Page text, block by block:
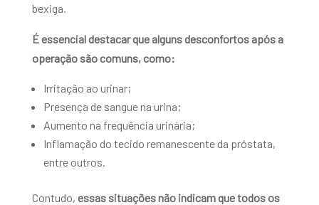
bexiga.
É essencial destacar que alguns desconfortos após a
operação são comuns, como:
Irritação ao urinar;
Presença de sangue na urina;
Aumento na frequência urinária;
Inflamação do tecido remanescente da próstata,
entre outros.
Contudo, essas situações não indicam que todos os